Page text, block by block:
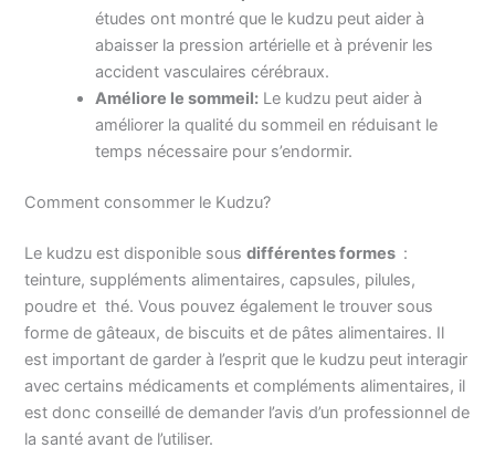
études ont montré que le kudzu peut aider à
abaisser la pression artérielle et à prévenir les
accident vasculaires cérébraux.
Améliore le sommeil: Le kudzu peut aider à
améliorer la qualité du sommeil en réduisant le
temps nécessaire pour s’endormir.
Comment consommer le Kudzu?
Le kudzu est disponible sousdifférentes formes :
teinture, suppléments alimentaires, capsules, pilules,
poudre et thé. Vous pouvez également le trouver sous
forme de gâteaux, de biscuits et de pâtes alimentaires. Il
est important de garder à l’esprit que le kudzu peut interagir
avec certains médicaments et compléments alimentaires, il
est donc conseillé de demander l’avis d’un professionnel de
la santé avant de l’utiliser.